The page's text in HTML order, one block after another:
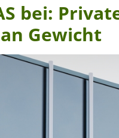
bei:
Gewicht